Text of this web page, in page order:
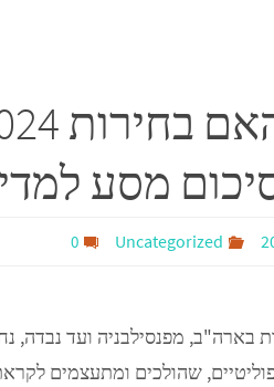
מסע
Uncategorized
0
בארה"ב, מפנסילבניה ועד נבדה,